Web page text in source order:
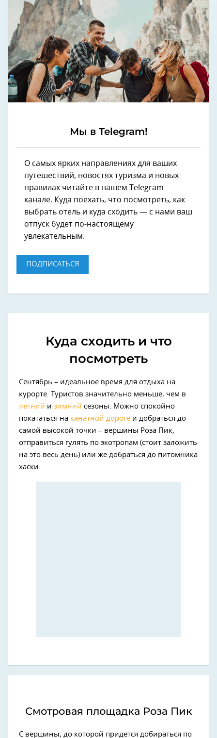
Мы в Telegram!
О самых ярких направлениях для ваших
путешествий, новостях туризма и новых
правилах читайте в нашем Telegram-
канале. Куда поехать, что посмотреть, как
выбрать отель и куда сходить — с нами ваш
отпуск будет по-настоящему
увлекательным.
ПОДПИСАТЬСЯ
Куда сходить и что
посмотреть
Сентябрь – идеальное время для отдыха на
курорте. Туристов значительно меньше, чем в
летний и зимний сезоны. Можно спокойно
покататься на канатной дороге и добраться до
самой высокой точки – вершины Роза Пик,
отправиться гулять по экотропам (стоит заложить
на это весь день) или же добраться до питомника
хаски.
Смотровая площадка Роза Пик
С вершины, до которой придется добираться по